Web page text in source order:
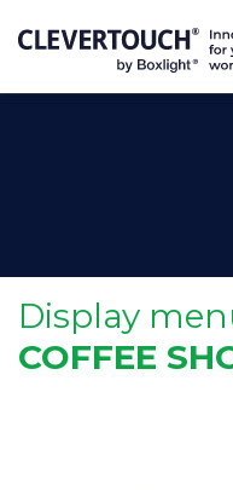
Display
COFFEE